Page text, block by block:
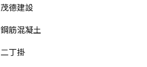
茂德建設
鋼筋混凝土
二丁掛